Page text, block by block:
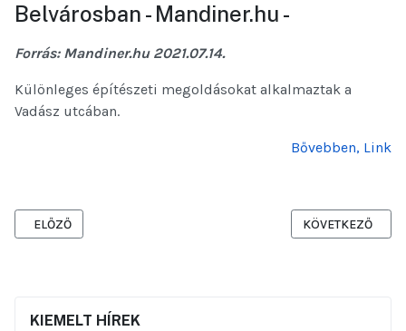
Belvárosban - Mandiner.hu -
Forrás: Mandiner.hu 2021.07.14.
Különleges építészeti megoldásokat alkalmaztak a
Vadász utcában.
Bővebben, Link
ELŐZŐ CIKK: ELKÉSZÜLT A SPORTKÖZPONT A BELVÁROSBAN -
ELŐZŐ KÖVETKEZŐ
KÖVETKEZŐ
KIEMELT HÍREK